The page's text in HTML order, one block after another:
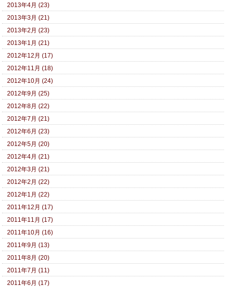
2013年4月 (23)
2013年3月 (21)
2013年2月 (23)
2013年1月 (21)
2012年12月 (17)
2012年11月 (18)
2012年10月 (24)
2012年9月 (25)
2012年8月 (22)
2012年7月 (21)
2012年6月 (23)
2012年5月 (20)
2012年4月 (21)
2012年3月 (21)
2012年2月 (22)
2012年1月 (22)
2011年12月 (17)
2011年11月 (17)
2011年10月 (16)
2011年9月 (13)
2011年8月 (20)
2011年7月 (11)
2011年6月 (17)